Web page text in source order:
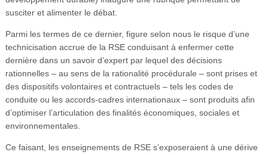
susciter et alimenter le débat.
Parmi les termes de ce dernier, figure selon nous le risque d’une
technicisation accrue de la RSE conduisant à enfermer cette
dernière dans un savoir d’expert par lequel des décisions
rationnelles – au sens de la rationalité procédurale – sont prises et
des dispositifs volontaires et contractuels – tels les codes de
conduite ou les accords-cadres internationaux – sont produits afin
d’optimiser l’articulation des finalités économiques, sociales et
environnementales.
Ce faisant, les enseignements de RSE s’exposeraient à une dérive